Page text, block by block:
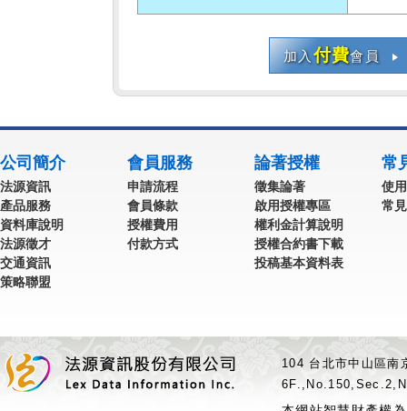
加入付費會員
公司簡介
法源資訊
產品服務
資料庫說明
法源徵才
交通資訊
策略聯盟
會員服務
申請流程
會員條款
授權費用
付款方式
論著授權
徵集論著
啟用授權專區
權利金計算說明
授權合約書下載
投稿基本資料表
常
使
常
104 台北市中山區